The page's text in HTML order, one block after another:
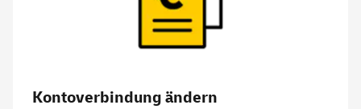
Kontoverbindung ändern